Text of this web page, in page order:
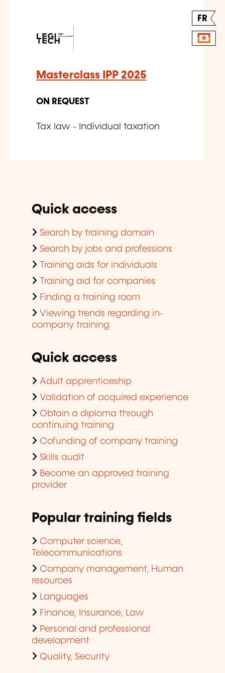
FR
Masterclass IPP 2025
ON REQUEST
Tax law - Individual taxation
Quick access
Search by training domain
Search by jobs and professions
Training aids for individuals
Training aid for companies
Finding a training room
Viewing trends regarding in-
company training
Quick access
Adult apprenticeship
Validation of acquired experience
Obtain a diploma through
continuing training
Cofunding of company training
Skills audit
Become an approved training
provider
Popular training fields
Computer science,
Telecommunications
Company management, Human
resources
Languages
Finance, Insurance, Law
Personal and professional
development
Quality, Security